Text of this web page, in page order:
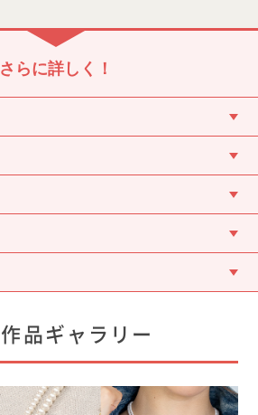
さらに詳しく！
作品ギャラリー